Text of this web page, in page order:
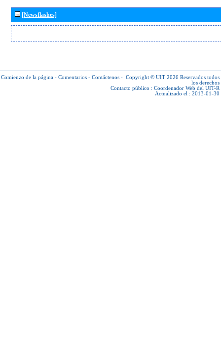
[Newsflashes]
Comienzo de la página - Comentarios - Contáctenos - Copyright © UIT 2026 Reservados todos
los derechos
Contacto público : Coordenador Web del UIT-R
Actualizado el : 2013-01-30